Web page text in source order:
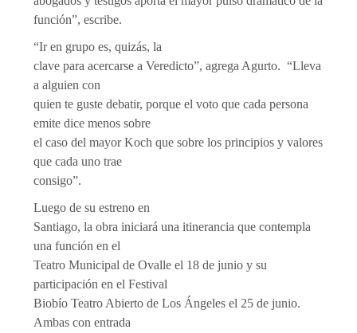
función”, escribe.
“Ir en grupo es, quizás, la
clave para acercarse a Veredicto”, agrega Agurto. “Lleva
a alguien con
quien te guste debatir, porque el voto que cada persona
emite dice menos sobre
el caso del mayor Koch que sobre los principios y valores
que cada uno trae
consigo”.
Luego de su estreno en
Santiago, la obra iniciará una itinerancia que contempla
una función en el
Teatro Municipal de Ovalle el 18 de junio y su
participación en el Festival
Biobío Teatro Abierto de Los Ángeles el 25 de junio.
Ambas con entrada